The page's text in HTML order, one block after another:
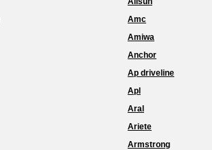
Amc
Amiwa
Anchor
Ap driveline
Apl
Aral
Ariete
Armstrong